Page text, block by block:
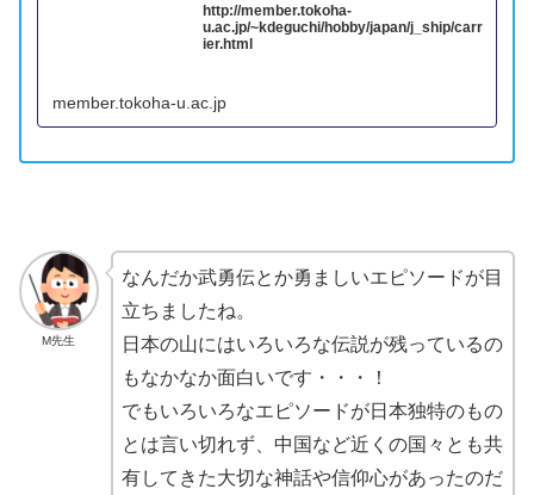
http://member.tokoha-
u.ac.jp/~kdeguchi/hobby/japan/j_ship/carr
ier.html
member.tokoha-u.ac.jp
M先生
なんだか武勇伝とか勇 ましいエピソードが目
立ちましたね。
日本の山にはいろいろな伝説が残っているの
もなかなか面白いです・・・！
でもいろいろなエピソードが日本独特のもの
とは言い切れず、中国など近くの国々とも共
有してきた大切な神話や信仰心があったのだ